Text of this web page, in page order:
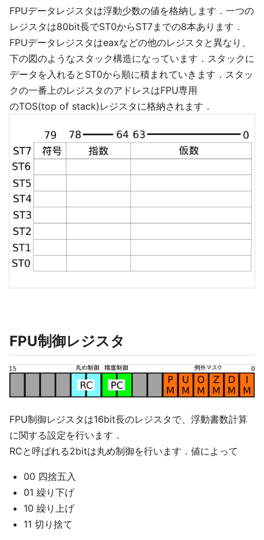
FPUデータレジスタは浮動少数の値を格納します．一つの
レジスタは80bit長でST0からST7までの8本あります．
FPUデータレジスタはeaxなどの他のレジスタと異なり、
下の図のようなスタック構造になっています．スタックに
データを入れるとST0から順に積まれていきます．スタッ
クの一番上のレジスタのアドレスはFPU専用
のTOS(top of stack)レジスタに格納されます．
FPU制御レジスタ
FPU制御レジスタは16bit長のレジスタで、浮動書数計算
に関する設定を行います．
RCと呼ばれる2bitは丸め制御を行います．値によって
00 四捨五入
01 繰り下げ
10 繰り上げ
11 切り捨て